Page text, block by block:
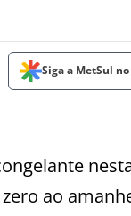
Siga a MetSul
ao